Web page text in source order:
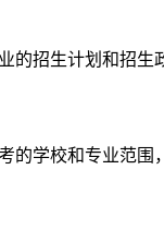
的招生计划和招
学校和专业范围